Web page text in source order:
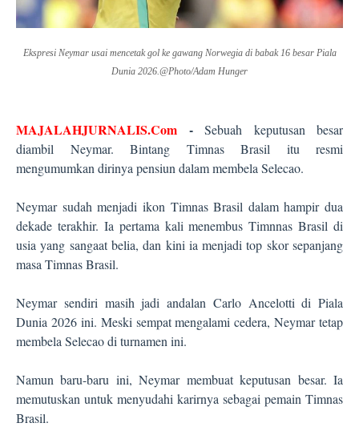
Ekspresi Neymar usai mencetak gol ke gawang Norwegia di babak 16 besar Piala
Dunia 2026.@Photo/Adam Hunger
MAJALAHJURNALIS.Com - Sebuah keputusan besar
diambil Neymar. Bintang Timnas Brasil itu resmi
mengumumkan dirinya pensiun dalam membela Selecao.
Neymar sudah menjadi ikon Timnas Brasil dalam hampir dua
dekade terakhir. Ia pertama kali menembus Timnnas Brasil di
usia yang sangaat belia, dan kini ia menjadi top skor sepanjang
masa Timnas Brasil.
Neymar sendiri masih jadi andalan Carlo Ancelotti di Piala
Dunia 2026 ini. Meski sempat mengalami cedera, Neymar tetap
membela Selecao di turnamen ini.
Namun baru-baru ini, Neymar membuat keputusan besar. Ia
memutuskan untuk menyudahi karirnya sebagai pemain Timnas
Brasil.